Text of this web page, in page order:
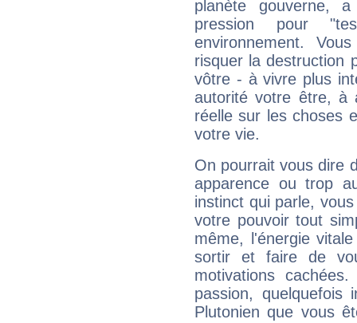
planète gouverne,
pression pour
environnement.
risquer la destruction
vôtre - à vivre plus
autorité votre être, à
réelle sur les choses
votre vie.
On pourrait vous dire
apparence ou trop
instinct qui parle,
votre pouvoir tout
même, l'énergie
sortir et faire de
motivations
passion, quelquefois
Plutonien que vous